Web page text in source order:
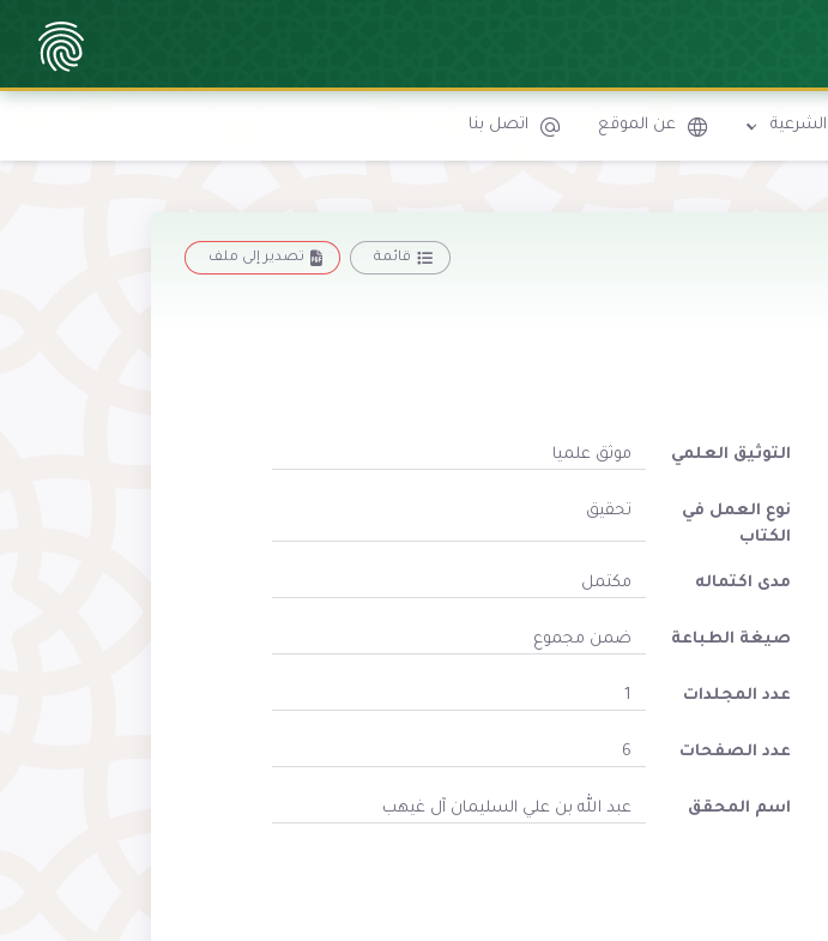
عن الموقع اتصل بنا
قائمة تصدير إلى ملف
التوثيق العلمي موثق علميا
نوع العمل في
الكتاب
تحقيق
مدى اكتماله مكتمل
صيغة الطباعة ضمن مجموع
عدد المجلدات 1
عدد الصفحات 6
اسم المحقق عبد الله بن علي السليمان آل غيهب